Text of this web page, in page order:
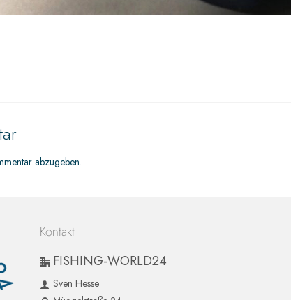
abzugeben.
Kontakt
FISHING-WORLD24
Sven Hesse